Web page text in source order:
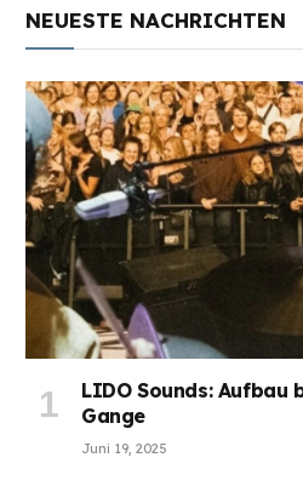
NEUESTE NACHRICHTEN
LIDO Sounds: Aufbau
Gange
Juni 19, 2025